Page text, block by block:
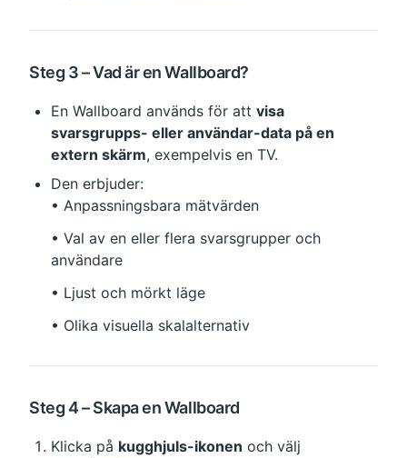
Steg 3 – Vad är en Wallboard?
En Wallboard används för att visa
svarsgrupps- eller användar-data på en
extern skärm, exempelvis en TV.
Den erbjuder:
• Anpassningsbara mätvärden
• Val av en eller flera svarsgrupper och
användare
• Ljust och mörkt läge
• Olika visuella skalalternativ
Steg 4 – Skapa en Wallboard
Klicka på kugghjuls-ikonen och välj